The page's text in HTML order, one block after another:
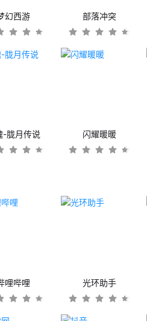
幻西游 部落冲突
-胧月传说 闪耀暖暖
哩哔哩 光环助手